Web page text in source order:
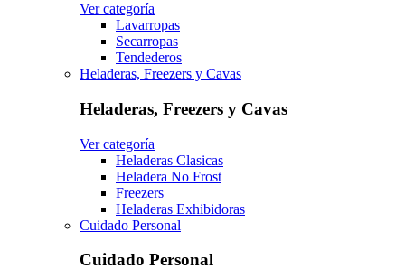
Ver categoría
Lavarropas
Secarropas
Tendederos
Heladeras, Freezers y Cavas
Heladeras, Freezers y Cavas
Ver categoría
Heladeras Clasicas
Heladera No Frost
Freezers
Heladeras Exhibidoras
Cuidado Personal
Cuidado Personal